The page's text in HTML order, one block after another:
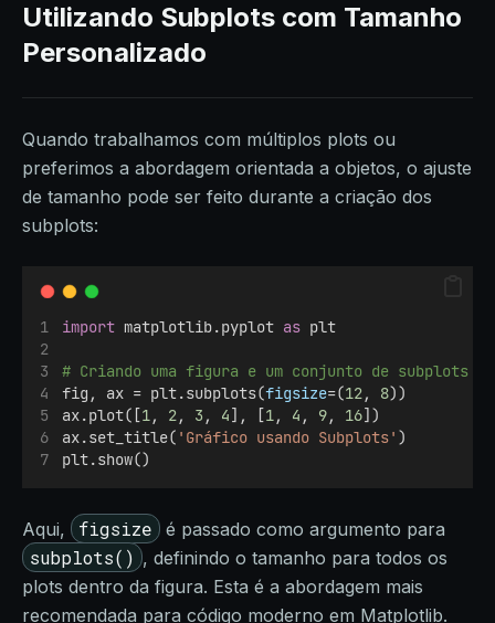
Utilizando Subplots com Tamanho
Personalizado
Quando trabalhamos com múltiplos plots ou
preferimos a abordagem orientada a objetos, o ajuste
de tamanho pode ser feito durante a criação dos
subplots:
import matplotlib.pyplot as plt
# Criando uma figura e um conjunto de subplots
fig, ax = plt.subplots(figsize=(12, 8))
ax.plot([1, 2, 3 , 4], [1, 4 , 9, 16])
ax.set_title( 'Gráfico usando Subplots' )
plt.show()
Aqui, figsize é passado como argumento para
subplots() , definindo o tamanho para todos os
plots dentro da figura. Esta é a abordagem mais
recomendada para código moderno em Matplotlib.